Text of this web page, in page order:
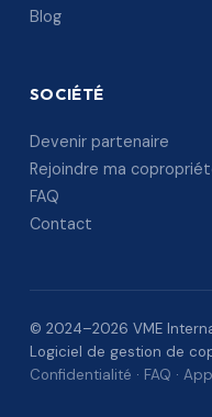
Blog
SOCIÉTÉ
Devenir partenaire
Rejoindre ma
FAQ
Contact
© 2024–2026 VME
Logiciel de gestion de
Confidentialité · FAQ ·